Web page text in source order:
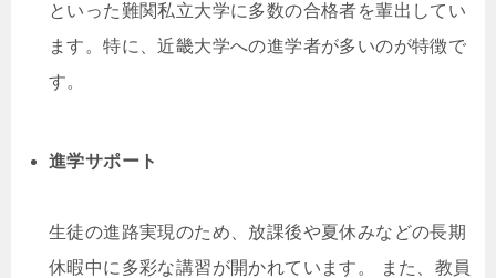
といった難関私立大学に多数の合格者を輩出してい
ます。特に、近畿大学への進学者が多いのが特徴で
す。
進学サポート
生徒の進路実現のため、放課後や夏休みなどの長期
休暇中に多彩な講習が開かれています。 また、教員